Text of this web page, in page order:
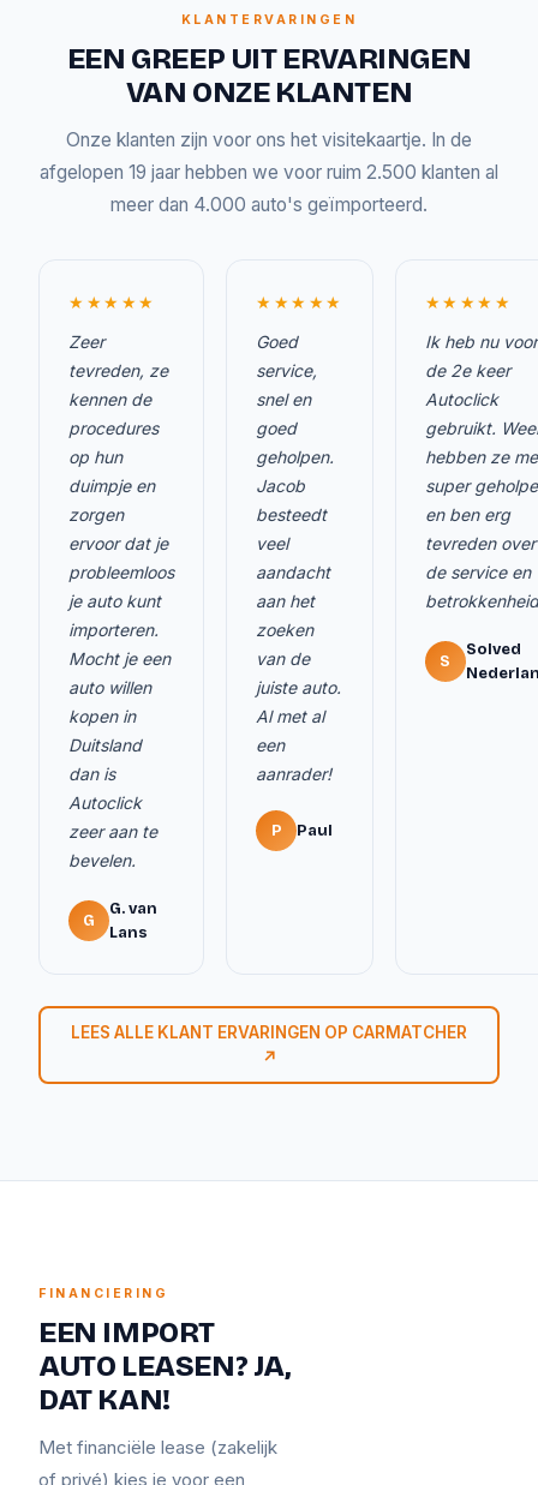
KLANTERVARINGEN
EEN GREEP UIT ERVARINGEN
VAN ONZE KLANTEN
Onze klanten zijn voor ons het visitekaartje. In de
afgelopen 19 jaar hebben we voor ruim 2.500 klanten al
meer dan 4.000 auto's geïmporteerd.
★★★★★
Zeer
tevreden, ze
kennen de
procedures
op hun
duimpje en
zorgen
ervoor dat je
probleemloos
je auto kunt
importeren.
Mocht je een
auto willen
kopen in
Duitsland
dan is
Autoclick
zeer aan te
bevelen.
G
G. van
Lans
★★★★★
Goed
service,
snel en
goed
geholpen.
Jacob
besteedt
veel
aandacht
aan het
zoeken
van de
juiste auto.
Al met al
een
aanrader!
P Paul
★★★★★
Ik heb nu voor
de 2e keer
Autoclick
gebruikt.
hebben ze me
super
en ben erg
tevreden over
de service en
S
Solved
LEES ALLE KLANT ERVARINGEN OP CARMATCHER
↗
FINANCIERING
EEN IMPORT
AUTO LEASEN? JA,
DAT KAN!
Met financiële lease (zakelijk
of privé) kies je voor een